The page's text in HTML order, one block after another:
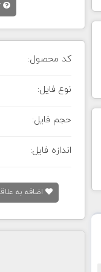
کد محصول:
نوع فایل:
حجم فایل:
اندازه فایل:
اضافه به